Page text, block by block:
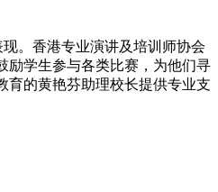
。香港专业演讲及培训师协会
励学生参与各类比赛，为他们寻
育的黄艳芬助理校长提供专业支